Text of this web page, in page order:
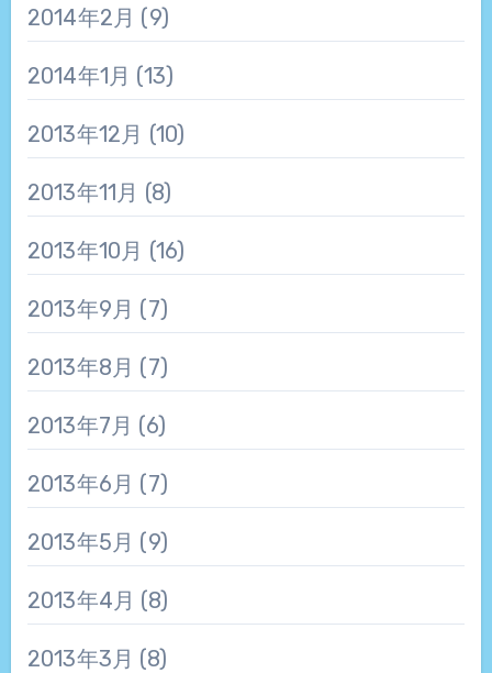
2014年2月 (9)
2014年1月 (13)
2013年12月 (10)
2013年11月 (8)
2013年10月 (16)
2013年9月 (7)
2013年8月 (7)
2013年7月 (6)
2013年6月 (7)
2013年5月 (9)
2013年4月 (8)
2013年3月 (8)